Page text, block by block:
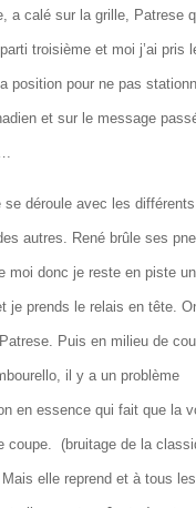
a calé sur la grille, Patrese
troisième et moi j’ai pris
position pour ne pas
et sur le message
se déroule avec les
autres. René brûle ses
moi donc je reste en piste
je prends le relais en tête.
Puis en milieu de
il y a un problème
en essence qui fait que la
coupe. (bruitage de la
elle reprend et à tous